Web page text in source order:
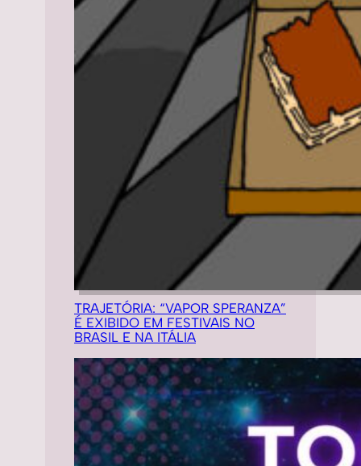
TRAJETÓRIA: “VAPOR SPERANZA”
É EXIBIDO EM FESTIVAIS NO
BRASIL E NA ITÁLIA